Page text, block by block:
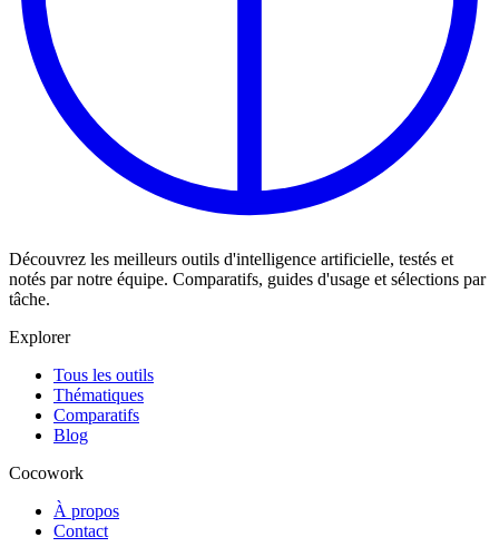
Découvrez les meilleurs outils d'intelligence artificielle, testés et
notés par notre équipe. Comparatifs, guides d'usage et sélections par
tâche.
Explorer
Tous les outils
Thématiques
Comparatifs
Blog
Cocowork
À propos
Contact